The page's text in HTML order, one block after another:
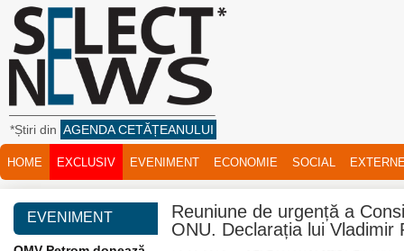
*Știri din AGENDA CETĂȚEANULUI
HOME EXCLUSIV EVENIMENT ECONOMIE SOCIAL
Reuniune de urgență a
ONU. Declarația lui Vladimir
EVENIMENT